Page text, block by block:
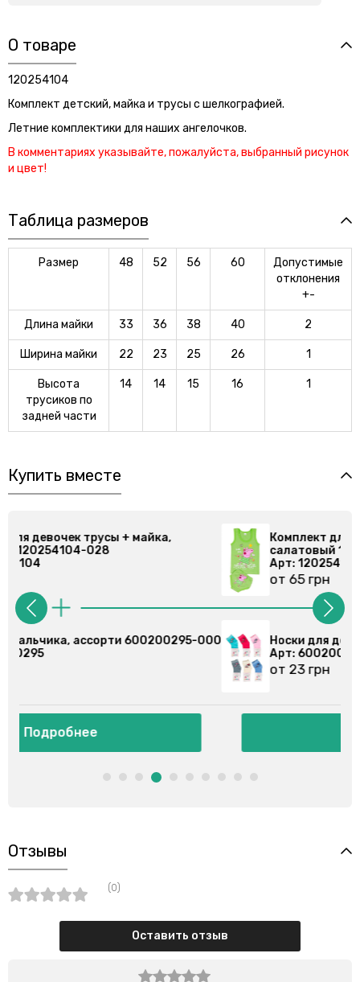
О товаре
120254104
Комплект детский, майка и трусы с шелкографией.
Летние комплектики для наших ангелочков.
В комментариях указывайте, пожалуйста, выбранный рисунок
и цвет!
Таблица размеров
Размер 48 52 56 60
Допустимые
отклонения
+-
Длина майки 33 36 38 40 2
Ширина майки 22 23 25 26 1
Высота
трусиков по
задней части
14 14 15 16 1
Купить вместе
Комплект для девочек трусы + майка,
салатовый 120254104-028
Носки для девочек, ассорти 600200372-000
Отзывы
(0)
Оставить отзыв